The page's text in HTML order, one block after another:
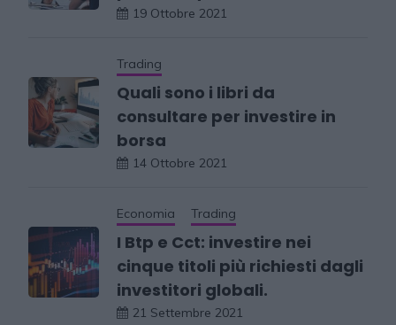
19 Ottobre 2021
Trading
Quali sono i libri da
consultare per investire in
borsa
14 Ottobre 2021
Economia Trading
I Btp e Cct: investire nei
cinque titoli più richiesti dagli
investitori globali.
21 Settembre 2021